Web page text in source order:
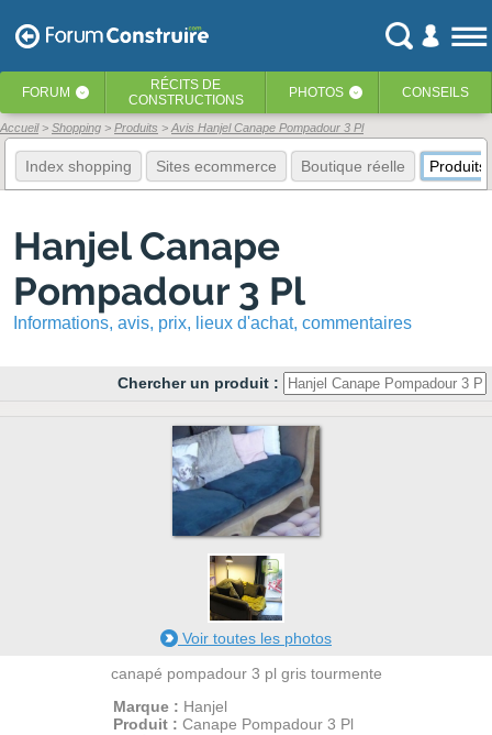
FORUM ‹ RÉCITS DE
CONSTRUCTIONS
PHOTOS ‹ CONSEILS
Accueil Shopping Produits Avis Hanjel Canape Pompadour 3 Pl
Index shopping Sites ecommerce Boutique réelle Produits
Hanjel Canape
Pompadour 3 Pl
Informations, avis, prix, lieux d'achat, commentaires
Chercher un produit :
1
Voir toutes les photos
canapé pompadour 3 pl gris tourmente
Marque : Hanjel
Produit : Canape Pompadour 3 Pl